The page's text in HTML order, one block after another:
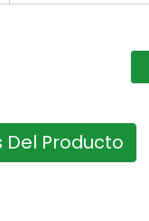
Del Producto